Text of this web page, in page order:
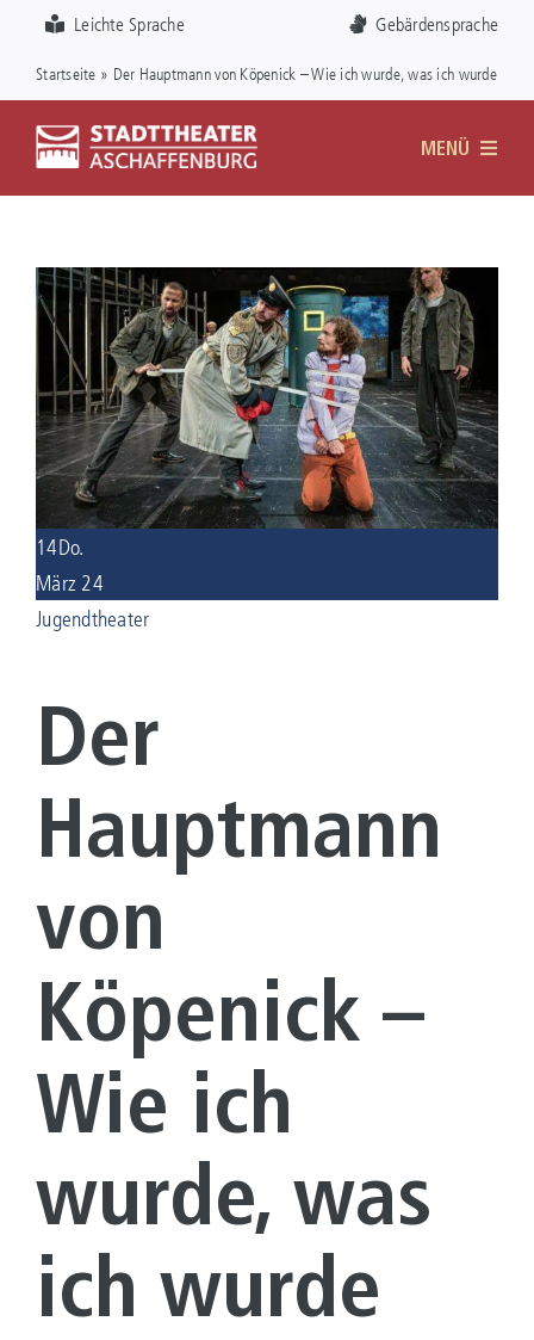
springen
Visuelle
öffnen.
Startseite » Der Hauptmann von Köpenick – Wie ich wurde, was ich wurde
Leichte Sprache Gebärdensprache
MENÜ
SPIELPLAN
KARTEN
FÖRDERVEREIN
SERVICE
KONTAKT
14Do.
März 24
Jugendtheater
Der
Hauptmann
von
Köpenick –
Wie ich
wurde, was
ich wurde